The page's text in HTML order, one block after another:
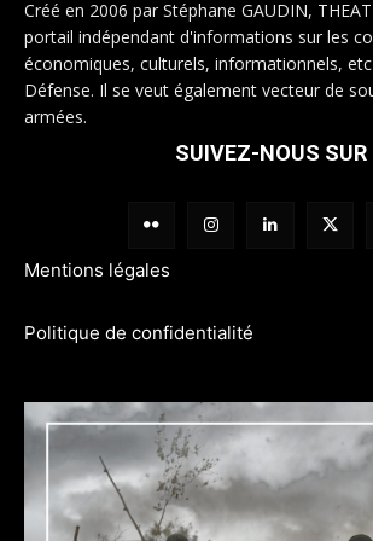
Créé en 2006 par Stéphane GAUDIN,
portail indépendant d'informations sur les
économiques, culturels, informationnels,
Défense. Il se veut également vecteur de
armées.
SUIVEZ-NOUS SUR
Mentions légales
Politique de confidentialité